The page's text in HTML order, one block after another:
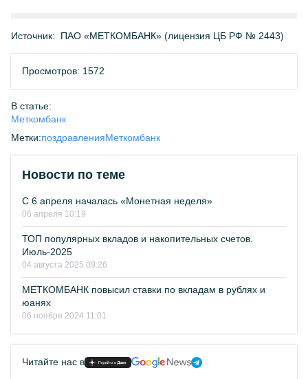
Источник: ПАО «МЕТКОМБАНК» (лицензия ЦБ РФ № 2443)
Просмотров: 1572
В статье:
Меткомбанк
Метки:поздравленияМеткомбанк
Новости по теме
С 6 апреля началась «Монетная неделя»
06 апреля 10:19
ТОП популярных вкладов и накопительных счетов.
Июль-2025
04 августа 2025 09:26
МЕТКОМБАНК повысил ставки по вкладам в рублях и
юанях
06 ноября 2024 11:01
Читайте нас в